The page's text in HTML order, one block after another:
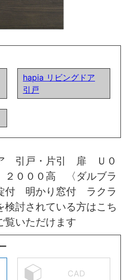
hapia リビングドア
引戸
引戸・片引 扉 Ｕ０
０００高 〈ダルブラ
明かり窓付 ラクラ
検討されている方はこち
覧いただけます
CAD